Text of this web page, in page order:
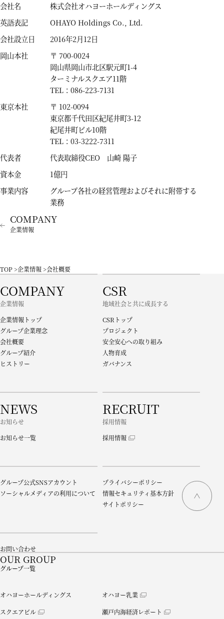
会社名
株式会社オハヨーホールディングス
英語表記
OHAYO Holdings Co., Ltd.
会社設立日
2016年2月12日
岡山本社
〒 700-0024
岡山県岡山市北区駅元町1-4
ターミナルスクエア11階
TEL：086-223-7131
東京本社
〒 102-0094
東京都千代田区紀尾井町3-12
紀尾井町ビル10階
TEL：03-3222-7311
代表者
代表取締役CEO 山崎 陽子
資本金
1億円
事業内容
グループ各社の経営管理およびそれに附帯する
業務
企業情報
TOP 企業情報 会社概要
COMPANY
企業情報
企業情報トップ
グループ企業理念
会社概要
グループ紹介
ヒストリー
CSR
地域社会と共に成長する
CSRトップ
プロジェクト
安全安心への取り組み
人物育成
ガバナンス
NEWS
お知らせ
お知らせ一覧
RECRUIT
採用情報
採用情報
グループ公式SNSアカウント
ソーシャルメディアの利用について
プライバシーポリシー
情報セキュリティ基本方針
サイトポリシー
お問い合わせ
OUR GROUP
グループ一覧
オハヨーホールディングス
オハヨー乳業
スクエアビル
瀬戸内海経済レポート